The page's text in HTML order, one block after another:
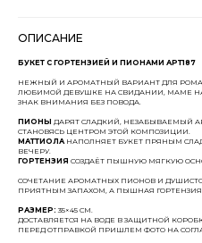
ОПИСАНИЕ
БУКЕТ С ГОРТЕНЗИЕЙ И ПИОНАМИ АРТ187
НЕЖНЫЙ И АРОМАТНЫЙ ВАРИАНТ ДЛЯ
ЛЮБИМОЙ ДЕВУШКЕ НА СВИДАНИИ, МАМЕ
ЗНАК ВНИМАНИЯ БЕЗ ПОВОДА.
ПИОНЫ ДАРЯТ СЛАДКИЙ, НЕЗАБЫВАЕМЫЙ
СТАНОВЯСЬ ЦЕНТРОМ ЭТОЙ КОМПОЗИЦИИ.
МАТТИОЛА НАПОЛНЯЕТ БУКЕТ ПРЯНЫМ
ВЕЧЕРУ.
ГОРТЕНЗИЯ СОЗДАЁТ ПЫШНУЮ МЯГКУЮ
СОЧЕТАНИЕ АРОМАТНЫХ ПИОНОВ И
ПРИЯТНЫМ ЗАПАХОМ, А ПЫШНАЯ
РАЗМЕР: 35×45 СМ.
ДОСТАВЛЯЕТСЯ НА ВОДЕ В ЗАЩИТНОЙ
ПЕРЕД ОТПРАВКОЙ ПРИШЛЕМ ФОТО НА